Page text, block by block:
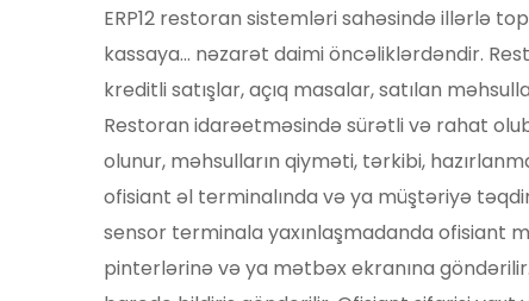
ERP12 restoran sistemləri sahəsində illərlə
kassaya... nəzarət daimi öncəliklərdəndir.
kreditli satışlar, açıq masalar, satılan
Restoran idarəetməsində sürətli və rahat
olunur, məhsulların qiyməti, tərkibi,
ofisiant əl terminalında və ya müştəriyə
sensor terminala yaxınlaşmadanda ofisiant
pinterlərinə və ya mətbəx ekranına